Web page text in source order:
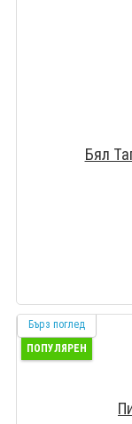
Бял
Бърз поглед
ПОПУЛЯРЕН